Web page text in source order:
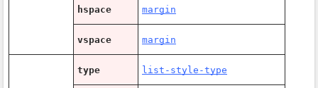
hspace margin
vspace margin
type list-style-type